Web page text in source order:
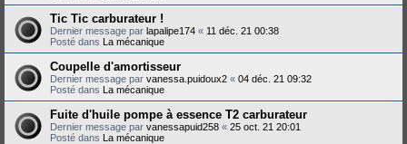
Tic Tic carburateur !
Dernier message par lapalipe174 « 11 déc. 21 00:38
Posté dans La mécanique
Coupelle d'amortisseur
Dernier message par vanessa.puidoux2 « 04 déc. 21 09:32
Posté dans La mécanique
Fuite d'huile pompe à essence T2 carburateur
Dernier message par vanessapuid258 « 25 oct. 21 20:01
Posté dans La mécanique